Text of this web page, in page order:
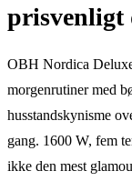
prisvenligt
OBH Nordica
morgenrutiner med
husstandskynisme
gang. 1600 W, fem
ikke den mest